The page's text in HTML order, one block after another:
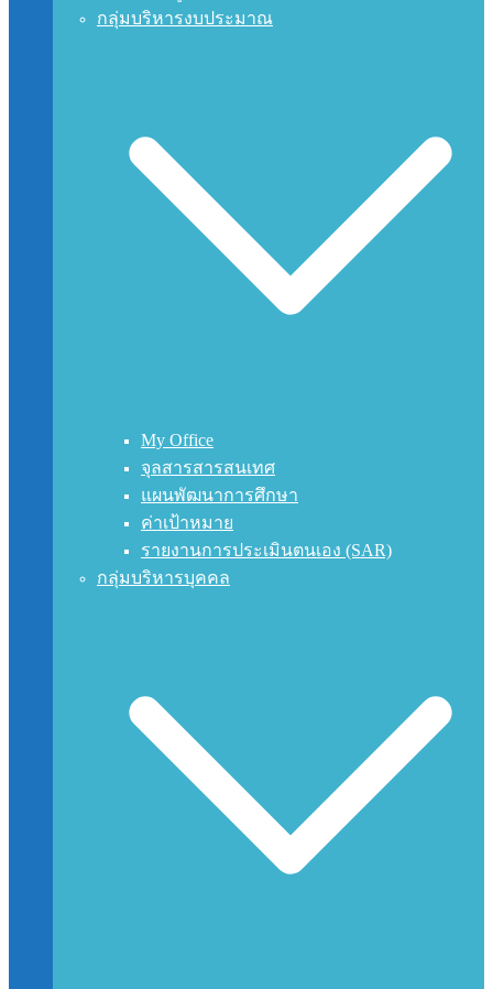
กลุ่มบริหารงบประมาณ
My Office
จุลสารสารสนเทศ
แผนพัฒนาการศึกษา
ค่าเป้าหมาย
รายงานการประเมินตนเอง (SAR)
กลุ่มบริหารบุคคล